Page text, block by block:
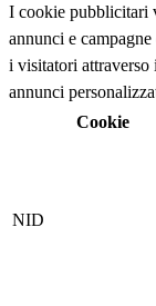
I cookie pubblicitari
annunci e
i visitatori
annunci
Cookie
NID